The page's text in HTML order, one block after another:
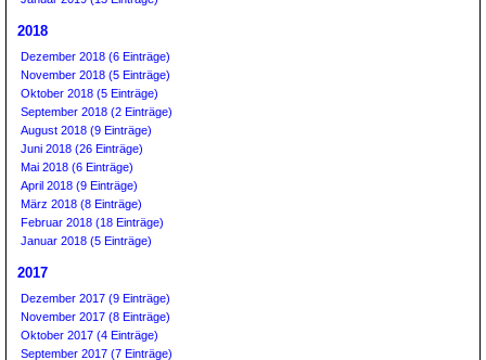
2018
Dezember 2018 (6 Einträge)
November 2018 (5 Einträge)
Oktober 2018 (5 Einträge)
September 2018 (2 Einträge)
August 2018 (9 Einträge)
Juni 2018 (26 Einträge)
Mai 2018 (6 Einträge)
April 2018 (9 Einträge)
März 2018 (8 Einträge)
Februar 2018 (18 Einträge)
Januar 2018 (5 Einträge)
2017
Dezember 2017 (9 Einträge)
November 2017 (8 Einträge)
Oktober 2017 (4 Einträge)
September 2017 (7 Einträge)